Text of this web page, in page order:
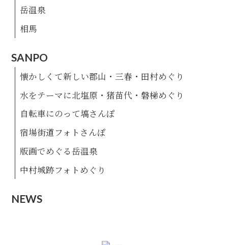
岳温泉
相馬
SANPO
懐かしくて新しい郡山・三春・田村めぐり
水をテーマに北塩原・猪苗代・磐梯めぐり
自転車にのって塙さんぽ
宿場街道フォトさんぽ
版画でめぐる岳温泉
中村城跡フォトめぐり
NEWS